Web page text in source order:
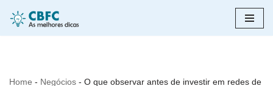
Pular
Home - Negócios - O que observar antes de investir em redes de